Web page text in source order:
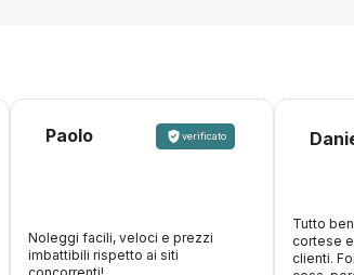
Paolo verificato
Noleggi facili, veloci e prezzi
imbattibili rispetto ai siti
Tutto
cortese
clienti.